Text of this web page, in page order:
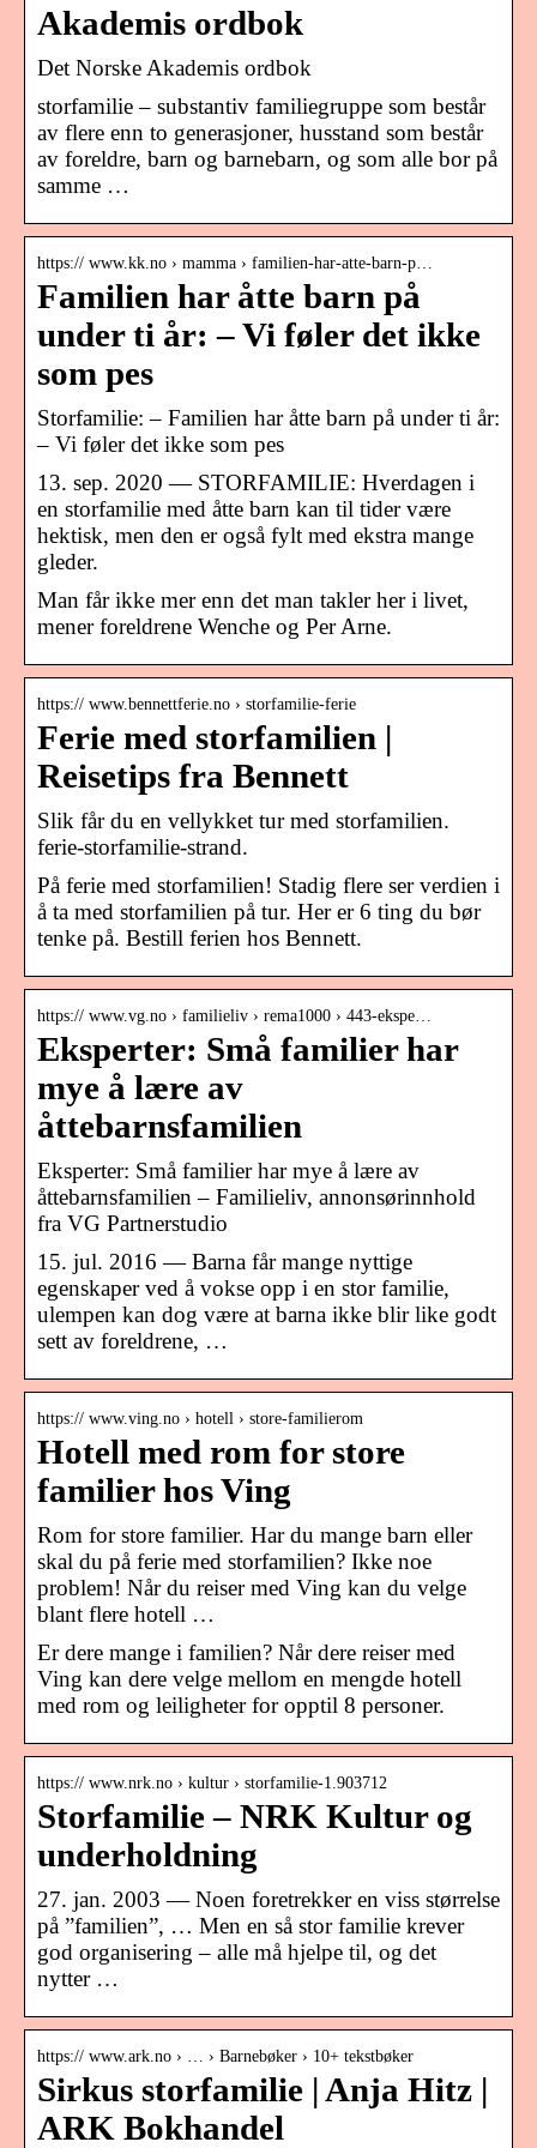
Akademis ordbok
Det Norske Akademis ordbok
storfamilie – substantiv familiegruppe som består
av flere enn to generasjoner, husstand som består
av foreldre, barn og barnebarn, og som alle bor på
samme …
https:// www.kk.no › mamma › familien-har-atte-barn-p…
Familien har åtte barn på
under ti år: – Vi føler det ikke
som pes
Storfamilie: – Familien har åtte barn på under ti år:
– Vi føler det ikke som pes
13. sep. 2020 — STORFAMILIE: Hverdagen i
en storfamilie med åtte barn kan til tider være
hektisk, men den er også fylt med ekstra mange
gleder.
Man får ikke mer enn det man takler her i livet,
mener foreldrene Wenche og Per Arne.
https:// www.bennettferie.no › storfamilie-ferie
Ferie med storfamilien |
Reisetips fra Bennett
Slik får du en vellykket tur med storfamilien.
ferie-storfamilie-strand.
På ferie med storfamilien! Stadig flere ser verdien i
å ta med storfamilien på tur. Her er 6 ting du bør
tenke på. Bestill ferien hos Bennett.
https:// www.vg.no › familieliv › rema1000 › 443-ekspe…
Eksperter: Små familier har
mye å lære av
åttebarnsfamilien
Eksperter: Små familier har mye å lære av
åttebarnsfamilien – Familieliv, annonsørinnhold
fra VG Partnerstudio
15. jul. 2016 — Barna får mange nyttige
egenskaper ved å vokse opp i en stor familie,
ulempen kan dog være at barna ikke blir like godt
sett av foreldrene, …
https:// www.ving.no › hotell › store-familierom
Hotell med rom for store
familier hos Ving
Rom for store familier. Har du mange barn eller
skal du på ferie med storfamilien? Ikke noe
problem! Når du reiser med Ving kan du velge
blant flere hotell …
Er dere mange i familien? Når dere reiser med
Ving kan dere velge mellom en mengde hotell
med rom og leiligheter for opptil 8 personer.
https:// www.nrk.no › kultur › storfamilie-1.903712
Storfamilie – NRK Kultur og
underholdning
27. jan. 2003 — Noen foretrekker en viss størrelse
på ”familien”, … Men en så stor familie krever
god organisering – alle må hjelpe til, og det
nytter …
https:// www.ark.no › … › Barnebøker › 10+ tekstbøker
Sirkus storfamilie | Anja Hitz |
ARK Bokhandel